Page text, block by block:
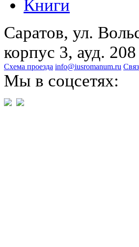
Книги
Саратов, ул.
корпус 3, ауд. 208
Схема проезда info@iusromanum.ru
Мы в соцсетях: